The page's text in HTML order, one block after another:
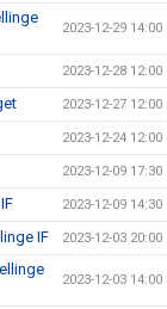
2023-12-29 14:00
2023-12-28 12:00
2023-12-27 12:00
2023-12-24 12:00
2023-12-09 17:30
2023-12-09 14:30
IF 2023-12-03 20:00
2023-12-03 14:00